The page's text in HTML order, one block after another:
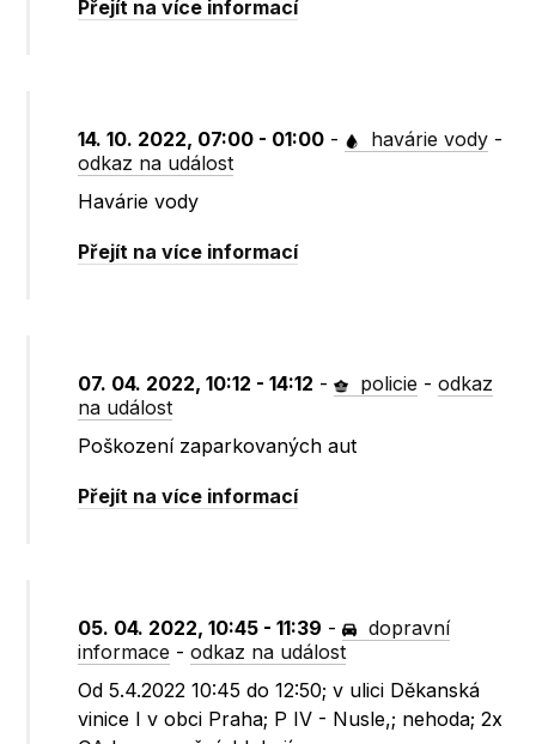
Přejít na více informací
14. 10. 2022, 07:00 - 01:00 - havárie vody -
odkaz na událost
Havárie vody
Přejít na více informací
07. 04. 2022, 10:12 - 14:12 - policie -odkaz
na událost
Poškození zaparkovaných aut
Přejít na více informací
05. 04. 2022, 10:45 - 11:39 -
dopravní
informace -odkaz na událost
Od 5.4.2022 10:45 do 12:50; v ulici Děkanská
vinice I v obci Praha; P IV - Nusle,; nehoda; 2x